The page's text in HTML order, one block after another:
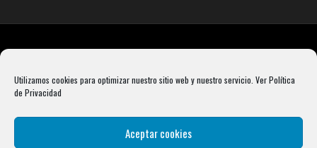
Utilizamos cookies para optimizar nuestro sitio web y nuestro servicio. Ver Política
de Privacidad
Aceptar cookies